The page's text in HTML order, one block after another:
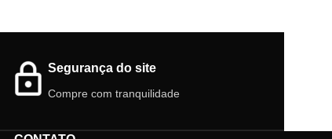
Segurança do site
Compre com tranquilidade